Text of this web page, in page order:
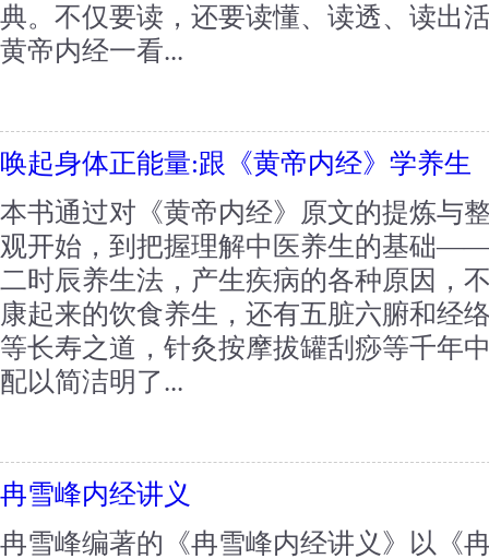
典。不仅要读，还要读懂、读透、读出
黄帝内经一看...
唤起身体正能量:跟《黄帝内经》学养生
本书通过对《黄帝内经》原文的提炼与
观开始，到把握理解中医养生的基础
二时辰养生法，产生疾病的各种原因，
康起来的饮食养生，还有五脏六腑和经
等长寿之道，针灸按摩拔罐刮痧等千年
配以简洁明了...
冉雪峰内经讲义
冉雪峰编著的《冉雪峰内经讲义》以《